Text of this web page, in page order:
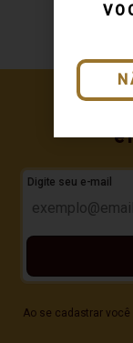
e
Digite seu e-mail
Ao se cadastrar